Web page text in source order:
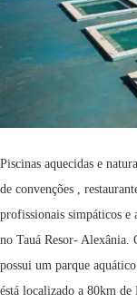
Piscinas aquecidas e
de convenções ,
profissionais simpáticos e
no Tauá Resor- Alexânia.
possui um parque
éstá localizado a 80km de